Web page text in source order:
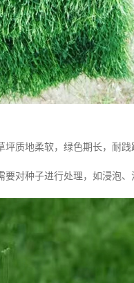
质地柔软，绿色期长，耐践
对种子进行处理，如浸泡、